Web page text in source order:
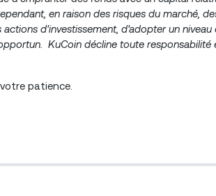
en raison des risques du marché,
d'investissement, d'adopter un niveau
KuCoin décline toute responsabilité
patience.